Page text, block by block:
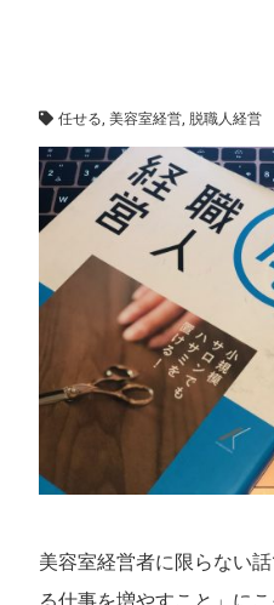
任せる ,美容室経営 脱職人経営
美容室経営者に限らない